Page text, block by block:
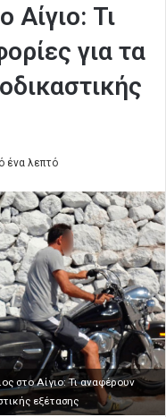
Αίγιο: Τι
για τα
ένα λεπτό
στο Αίγιο: Τι αναφέρουν
εξέτασης